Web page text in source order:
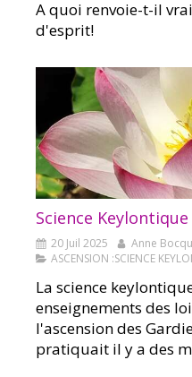
A quoi renvoie-t-il
d'esprit!
Science
20 Juil 2025
Anne
ASCENSION :SCIENCE
La science
enseignements des
l'ascension des
pratiquait il y a des